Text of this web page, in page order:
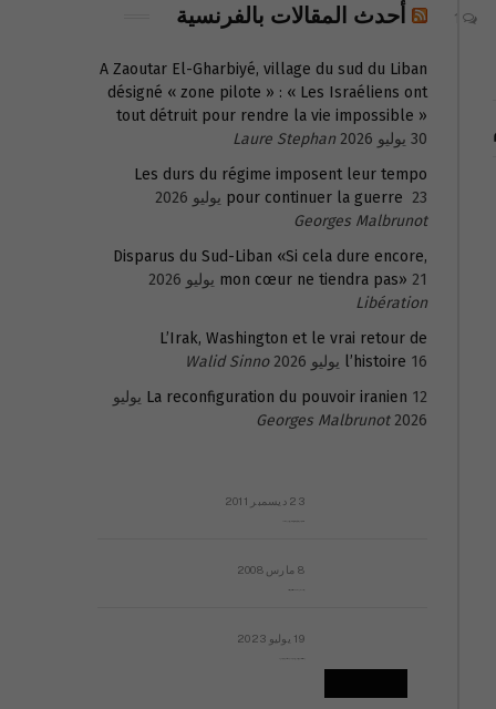
أحدث المقالات بالفرنسية
A Zaoutar El-Gharbiyé, village du sud du Liban
désigné « zone pilote » : « Les Israéliens ont
tout détruit pour rendre la vie impossible »
30 يوليو 2026
Laure Stephan
Les durs du régime imposent leur tempo
pour continuer la guerre 23 يوليو 2026
Georges Malbrunot
Disparus du Sud-Liban «Si cela dure encore,
mon cœur ne tiendra pas» 21 يوليو 2026
Libération
L’Irak, Washington et le vrai retour de
l’histoire 16 يوليو 2026
Walid Sinno
La reconfiguration du pouvoir iranien 12 يوليو
2026
Georges Malbrunot
23 ديسمبر 2011
8 مارس 2008
19 يوليو 2023